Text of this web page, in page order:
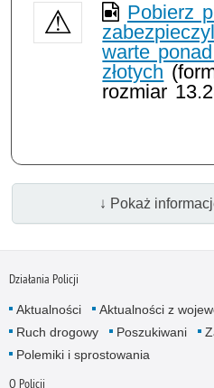
Pobierz
warte
złotych
rozmiar
↓ Pokaż
Działania Policji
Aktualności Aktualności z
Ruch drogowy
Poszukiwani
Polemiki i sprostowania
O Policji